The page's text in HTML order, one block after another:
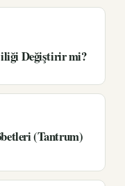
Değiştirir mi?
(Tantrum)